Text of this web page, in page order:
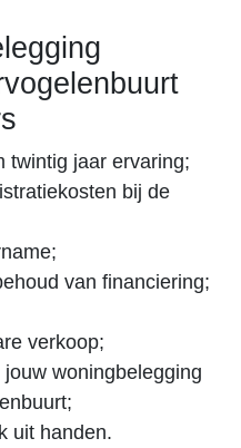
twintig jaar ervaring;
bij de
van financiering;
verkoop;
woningbelegging
uit handen.